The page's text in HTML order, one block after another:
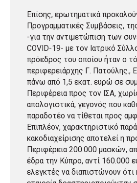
Επίσης, ερωτηματικά
Προγραμματικές Συμβάσεις,
-για την αντιμετώπιση των
COVID-19- με τον Ιατρικό
πρόεδρος του οποίου ήταν ο
περιφερειάρχης Γ. Πατούλης.,
πάνω από 1,5 εκατ. ευρώ σε
Περιφέρεια προς τον ΙΣΑ,
απολογιστικά, γεγονός που
παραδοτέο να τίθεται προς
Επιπλέον, χαρακτηριστικό
κακοδιαχείρισης αποτελεί η
Περιφέρεια 200.000 μασκών,
έδρα την Κύπρο, αντί 160.000
ελεγκτές να διαπιστώνουν ότι